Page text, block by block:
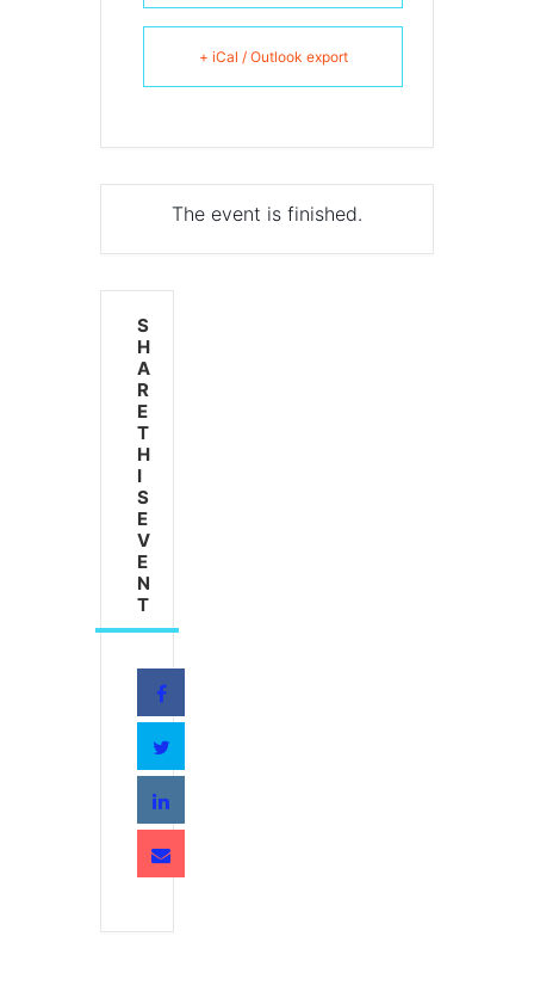
+ iCal / Outlook export
The event is finished.
S
H
A
R
E
T
H
I
S
E
V
E
N
T